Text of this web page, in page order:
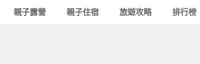
親子露營 親子住宿 旅遊攻略 排行榜